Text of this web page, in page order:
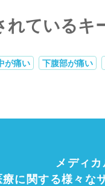
れているキ
が痛い 下腹部が痛い
メディカ
療に関する様々な